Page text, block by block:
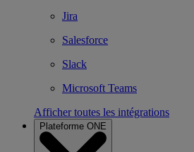
Jira
Salesforce
Slack
Microsoft Teams
Afficher toutes les intégrations
Plateforme ONE